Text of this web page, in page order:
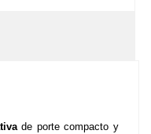
de porte compacto y